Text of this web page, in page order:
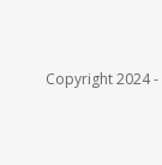
Copyright 2024 -